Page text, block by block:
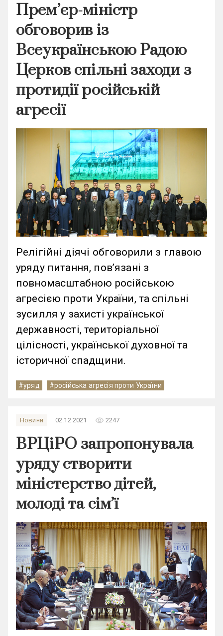
Прем’єр-міністр
обговорив із
Всеукраїнською Радою
Церков спільні заходи з
протидії російській
агресії
Релігійні діячі обговорили з главою
уряду питання, пов’язані з
повномасштабною російською
агресією проти України, та спільні
зусилля у захисті української
державності, територіальної
цілісності, української духовної та
історичної спадщини.
#уряд #російська агресія проти України
Новини 02.12.2021 remove_red_eye 2247
ВРЦіРО запропонувала
уряду створити
міністерство дітей,
молоді та сім’ї